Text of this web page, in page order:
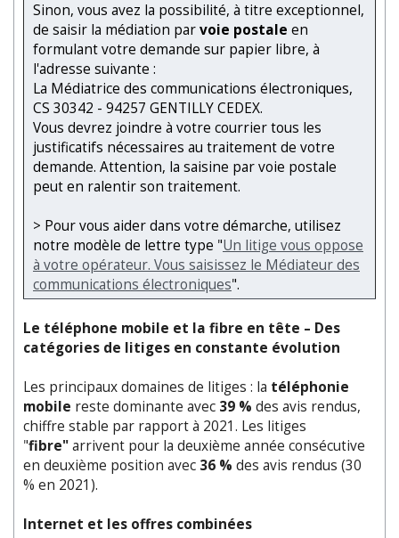
Sinon, vous avez la possibilité, à titre exceptionnel,
de saisir la médiation parvoie postale en
formulant votre demande sur papier libre, à
l'adresse suivante :
La Médiatrice des communications électroniques,
CS 30342 - 94257 GENTILLY CEDEX.
Vous devrez joindre à votre courrier tous les
justificatifs nécessaires au traitement de votre
demande. Attention, la saisine par voie postale
peut en ralentir son traitement.
> Pour vous aider dans votre démarche, utilisez
notre modèle de lettre type "Un litige vous oppose
à votre opérateur. Vous saisissez le Médiateur des
communications électroniques".
Le téléphone mobile et la fibre en tête – Des
catégories de litiges en constante évolution
Les principaux domaines de litiges : la téléphonie
mobile reste dominante avec 39 % des avis rendus,
chiffre stable par rapport à 2021. Les litiges
"fibre"arrivent pour la deuxième année consécutive
en deuxième position avec 36 % des avis rendus (30
% en 2021).
Internet et les offres combinées